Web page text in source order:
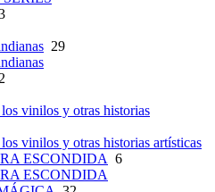
29
vinilos y otras historias
vinilos y otras historias artísticas
ESCONDIDA 6
ESCONDIDA